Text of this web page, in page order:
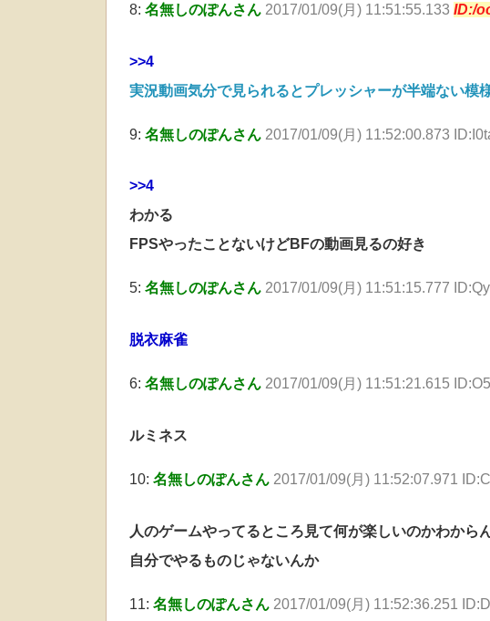
8: 名無しのぽんさん 2017/01/09(月) 11:51:55.133 ID:/
>>4
実況動画気分で見られるとプレッシャーが半端ない模
9: 名無しのぽんさん 2017/01/09(月) 11:52:00.873
>>4
わかる
FPSやったことないけどBFの動画見るの好き
5: 名無しのぽんさん 2017/01/09(月) 11:51:15.777
脱衣麻雀
6: 名無しのぽんさん 2017/01/09(月) 11:51:21.615
ルミネス
10: 名無しのぽんさん 2017/01/09(月) 11:52:07.971
人のゲームやってるところ見て何が楽しいのかわから
自分でやるものじゃないんか
11: 名無しのぽんさん 2017/01/09(月) 11:52:36.251